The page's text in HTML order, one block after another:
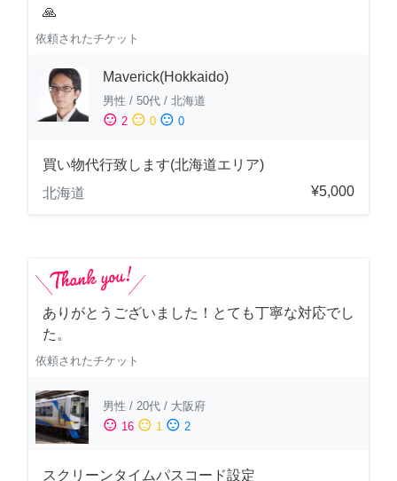
🙏
依頼されたチケット
Maverick(Hokkaido)
男性 / 50代 / 北海道
sentiment_satisfied 2 sentiment_neutral 0 sentiment_dissatisfied 0
買い物代行致します(北海道エリア)
北海道
¥5,000
ありがとうございました！とても丁寧な対応でし
た。
依頼されたチケット
男性 / 20代 / 大阪府
sentiment_satisfied 16 sentiment_neutral 1 sentiment_dissatisfied 2
スクリーンタイムパスコード設定